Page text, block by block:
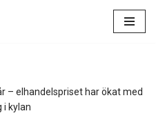
– elhandelspriset har ökat med
i kylan